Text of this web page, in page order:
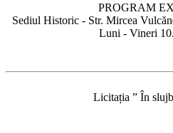
PROGRAM
Sediul Historic - Str. Mircea
Luni - Vineri
Licitația ” În